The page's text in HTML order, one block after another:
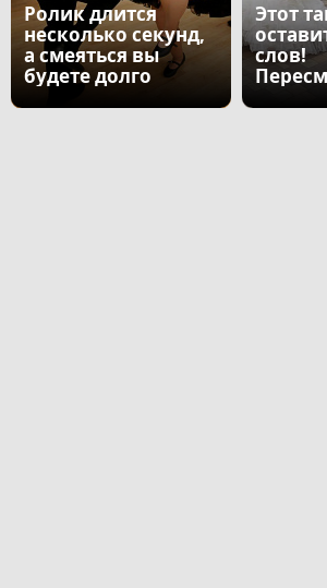
Ролик длится
несколько секунд,
а смеяться вы
будете долго
Этот
слов!